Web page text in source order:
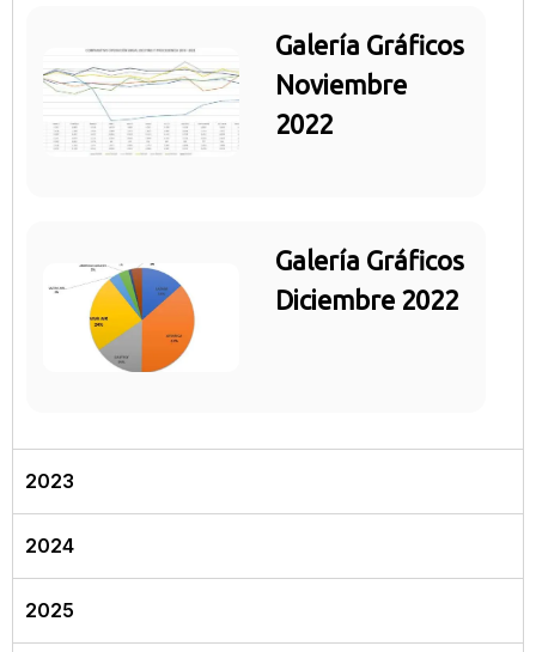
Galería Gráficos
Noviembre
2022
Galería Gráficos
Diciembre 2022
2023
2024
2025